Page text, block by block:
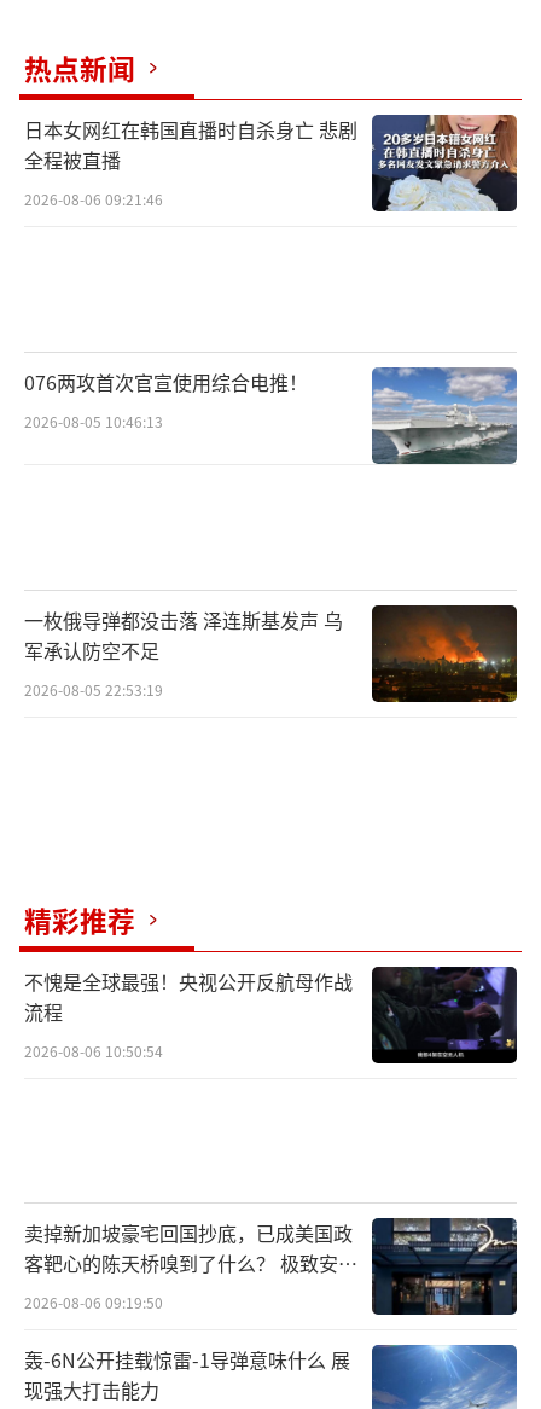
热点新闻
日本女网红在韩国直播时自杀身亡 悲剧
全程被直播
2026-08-06 09:21:46
076两攻首次官宣使用综合电推！
2026-08-05 10:46:13
一枚俄导弹都没击落 泽连斯基发声 乌
军承认防空不足
2026-08-05 22:53:19
精彩推荐
不愧是全球最强！央视公开反航母作战
流程
2026-08-06 10:50:54
卖掉新加坡豪宅回国抄底，已成美国政
客靶心的陈天桥嗅到了什么？ 极致安全
的追寻
2026-08-06 09:19:50
轰-6N公开挂载惊雷-1导弹意味什么 展
现强大打击能力